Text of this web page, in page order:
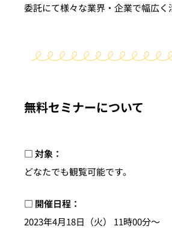
委託にて様々な業界・企業で幅広く
無料セミナーについて
□ 対象：
どなたでも観覧可能です。
□ 開催日程：
2023年4月18日（火） 11時00分〜